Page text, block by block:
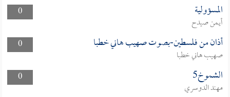
0
المسؤولية
أيمن صيدح
0
أذان من فلسطين-بصوت صهيب هاني خطبا
صهيب هاني خطبا
0
الشموخ5
مهند الدوسري